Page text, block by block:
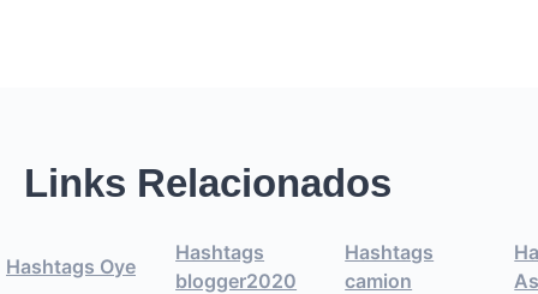
Links Relacionados
Hashtags Oye
Hashtags
blogger2020
Hashtags
camion